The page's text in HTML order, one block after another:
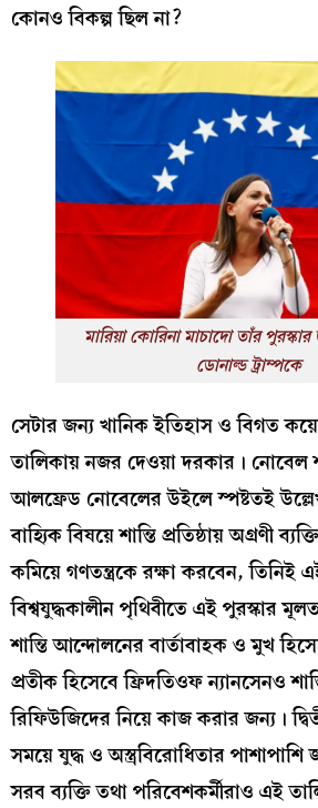
কোনও বিকল্প ছিল না?
মারিয়া কোরিনা মাচাদো তাঁর
ডোনাল্ড ট্রাম্পকে
সেটার জন্য খানিক ইতিহাস ও বিগত
তালিকায় নজর দেওয়া দরকার। নোবেল
আলফ্রেড নোবেলের উইলে স্পষ্টতই
বাহ্যিক বিষয়ে শান্তি প্রতিষ্ঠায় অগ্রণী
কমিয়ে গণতন্ত্রকে রক্ষা করবেন, তিনিই
বিশ্বযুদ্ধকালীন পৃথিবীতে এই পুরস্কার
শান্তি আন্দোলনের বার্তাবাহক ও মুখ
প্রতীক হিসেবে ফ্রিদতিওফ ন্যানসেনও
রিফিউজিদের নিয়ে কাজ করার জন্য।
সময়ে যুদ্ধ ও অস্ত্রবিরোধিতার
সরব ব্যক্তি তথা পরিবেশকর্মীরাও এই